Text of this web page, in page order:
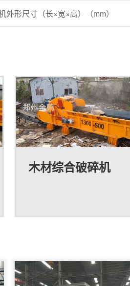
外形尺寸（长×宽×高）（mm）
木材综合破碎机